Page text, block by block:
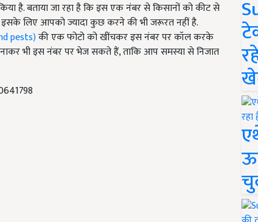
है. बताया जा रहा है कि इस एक नंबर से किसानों को कीट से
इसके लिए आपको ज्यादा कुछ करने की भी जरूरत नहीं है.
pests)की एक फोटो को खींचकर इस नंबर पर कॉल करके
भी इस नंबर पर भेज सकते हैं, ताकि आप समस्या से निजात